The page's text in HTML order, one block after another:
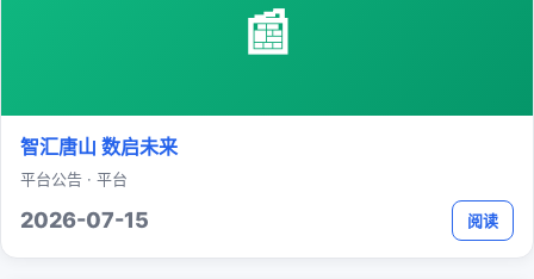
📰
智汇唐山 数启未来
平台公告 · 平台
2026-07-15 阅读